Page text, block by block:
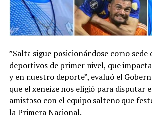
”Salta sigue posicionándose como sede
deportivos de primer nivel, que
y en nuestro deporte”, evaluó el
que el xeneize nos eligió para disputar
amistoso con el equipo salteño que
la Primera Nacional.